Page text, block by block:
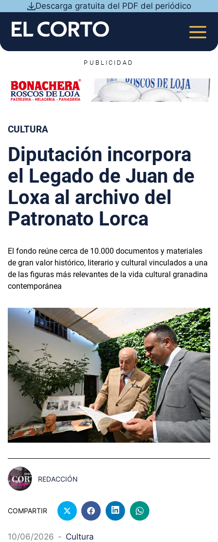
contenido
Descarga gratuita del PDF del periódico
PUBLICIDAD
CULTURA
Diputación incorpora
el Legado de Juan de
Loxa al archivo del
Patronato Lorca
El fondo reúne cerca de 10.000 documentos y materiales
de gran valor histórico, literario y cultural vinculados a una
de las figuras más relevantes de la vida cultural granadina
contemporánea
REDACCIÓN
COMPARTIR
10/06/2026 - Cultura